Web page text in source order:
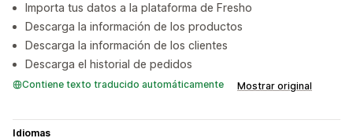
Importa tus datos a la plataforma de Fresho
Descarga la información de los productos
Descarga la información de los clientes
Descarga el historial de pedidos
Contiene texto traducido automáticamente Mostrar original
Idiomas